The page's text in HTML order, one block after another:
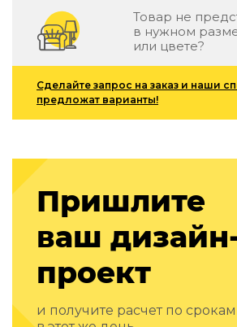
Фитнес и wellness-оборудование
Коллекции
ROOM — Modern
ARTOPIA — Mid-Century
DAYZ — Ethno
Подбор, производство и
Декор
По типу
Для кухни
Предметы интерьера
Зеркала
Ковры
Товар не
в нужном
или цвете?
Сделайте запрос на заказ и наши
предложат варианты!
Пришлите
ваш
проект
и получите расчет по